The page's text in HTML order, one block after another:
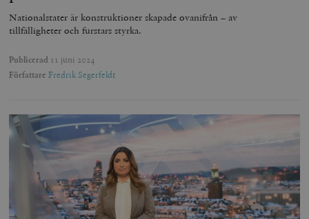
Nationalstater är konstruktioner skapade ovanifrån – av
tillfälligheter och furstars styrka.
Publicerad 11 juni 2024
Författare Fredrik Segerfeldt